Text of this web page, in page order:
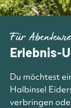
Für
Erlebnis-
Du möchtest
Halbinsel
verbringen